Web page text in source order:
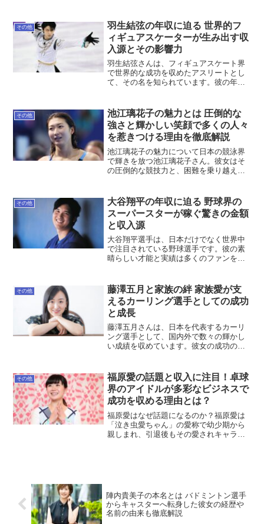
ように成り立っているのでしょうか。こ
こでは、五百城茉央さん...
その他
羽生結弦の年収に迫る 世界的フ
ィギュアスケーターが生み出す収
入源とその影響力
羽生結弦さんは、フィギュアスケート界
で世界的な成功を収めたアスリートとし
て、その名を知られています。彼の年収
す。今回は、羽生結弦さんの年収に焦点
を当て、その収入源について...
その他
池江璃花子の魅力とは 圧倒的な
強さと輝かしい笑顔で多くの人々
を惹きつける理由を徹底解説
池江璃花子の魅力について日本の競泳界
で輝きを放つ池江璃花子さん。彼女はそ
の圧倒的な競技力と、困難を乗り越える
いて、その理由を詳しく解説します。圧
倒的な競技力と実績池江璃...
その他
大谷翔平の年収に迫る 野球界の
スーパースターが稼ぐ驚きの金額
と収入源
大谷翔平選手は、日本だけでなく世界中
で注目されている野球選手です。彼の素
晴らしい才能と実績は多くのファンを魅
て詳しく掘り下げていきます。大谷翔平
のプロフィールと経歴大谷翔...
その他
藤澤五月と家族の絆 家族愛が支
えるカーリング選手としての成功
と成長
藤澤五月さんは、日本を代表するカーリ
ング選手として、国内外で数々の輝かし
い成績を収めています。彼女の成功の背
の関係について詳しく見ていきます。藤
澤五月の家族構成とその背...
その他
福原愛の話題と収入に注目！卓球
界のアイドルが多彩なビジネスで
成功を収める理由とは？
福原愛はなぜ話題になるのか？福原愛は
「泣き虫愛ちゃん」の愛称で幼少期から
親しまれ、引退後もその愛されキャラク
陣内貴美子の本名とは バドミントン選手
からキャスターへ転身した彼女の経歴や
名前の由来も徹底解説